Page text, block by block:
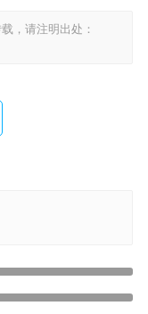
，请注明出处：